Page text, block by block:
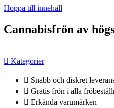
Hoppa till innehåll
Cannabisfrön av
Kategorier
Snabb och diskret
Gratis frön i alla
Erkända varumärken